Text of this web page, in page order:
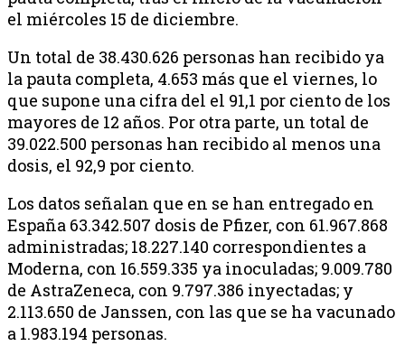
el miércoles 15 de diciembre.
Un total de 38.430.626 personas han recibido ya
la pauta completa, 4.653 más que el viernes, lo
que supone una cifra del el 91,1 por ciento de los
mayores de 12 años. Por otra parte, un total de
39.022.500 personas han recibido al menos una
dosis, el 92,9 por ciento.
Los datos señalan que en se han entregado en
España 63.342.507 dosis de Pfizer, con 61.967.868
administradas; 18.227.140 correspondientes a
Moderna, con 16.559.335 ya inoculadas; 9.009.780
de AstraZeneca, con 9.797.386 inyectadas; y
2.113.650 de Janssen, con las que se ha vacunado
a 1.983.194 personas.